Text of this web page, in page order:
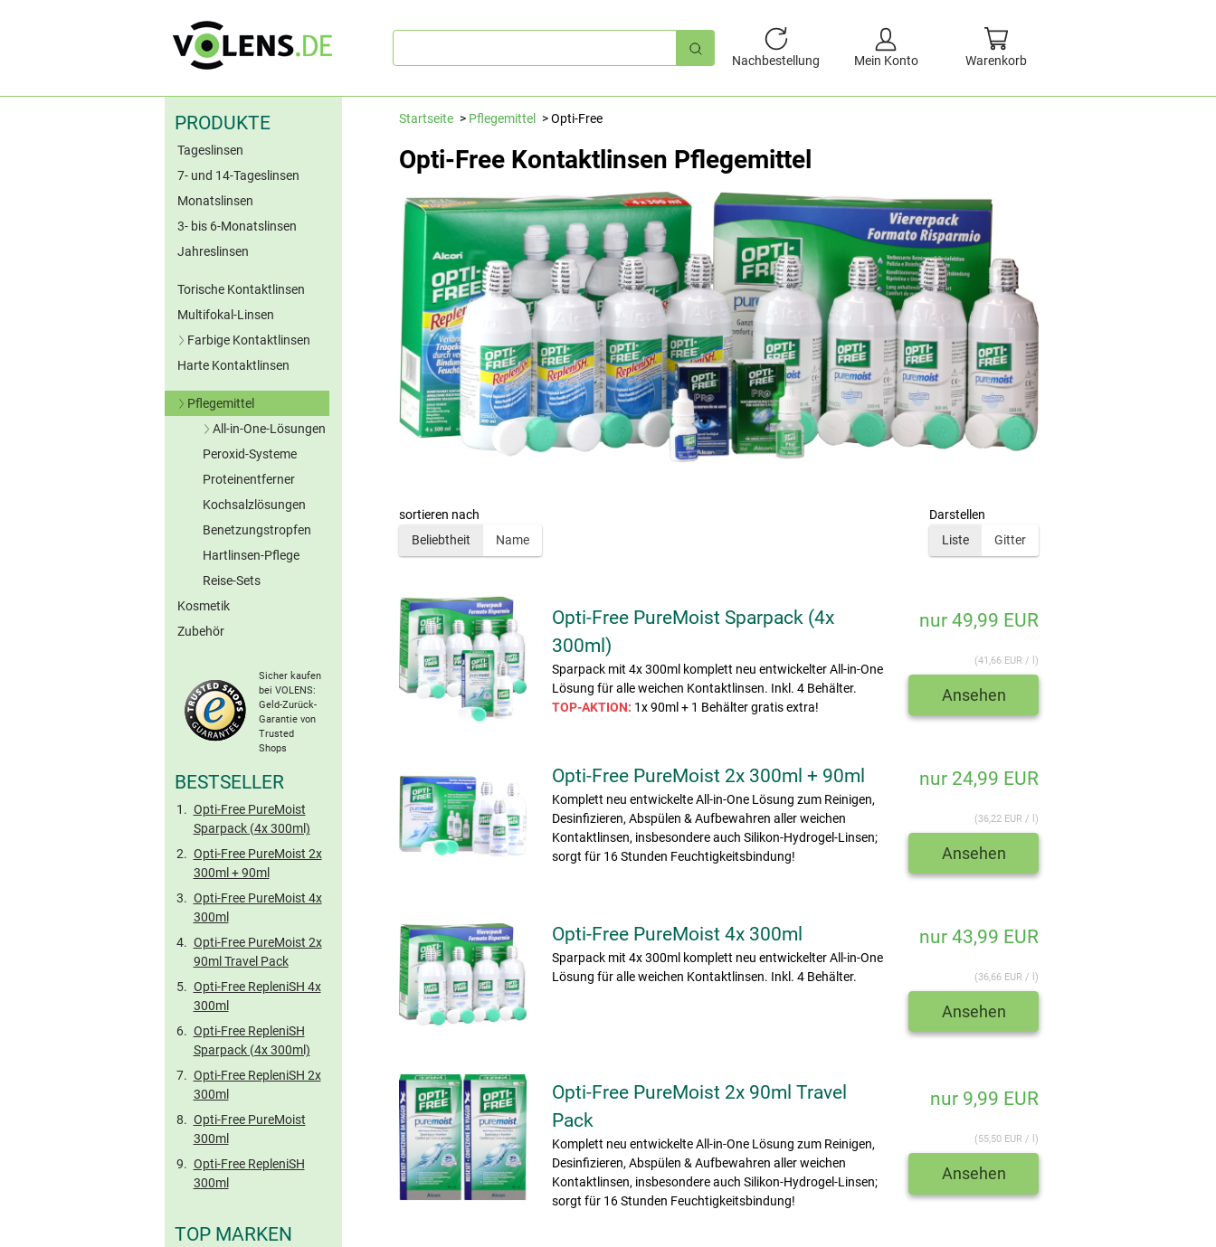
Schnellsuche
Nachbestellung
Mein Konto Warenkorb
PRODUKTE
Tageslinsen
7- und 14-Tageslinsen
Monatslinsen
3- bis 6-Monatslinsen
Jahreslinsen
Torische Kontaktlinsen
Multifokal-Linsen
Farbige Kontaktlinsen
Blaue Kontaktlinsen
Grüne Kontaktlinsen
Graue Kontaktlinsen
Braune Kontaktlinsen
Sonstige Farblinsen
Harte Kontaktlinsen
Pflegemittel
All-in-One-Lösungen
Ohne Konserv.
Peroxid-Systeme
Proteinentferner
Kochsalzlösungen
Benetzungstropfen
Hartlinsen-Pflege
Reise-Sets
Kosmetik
Zubehör
Sicher kaufen
bei VOLENS:
Geld-Zurück-
Garantie von
Trusted
Shops
BESTSELLER
Opti-Free PureMoist
Sparpack (4x 300ml)
Opti-Free PureMoist 2x
300ml + 90ml
Opti-Free PureMoist 4x
300ml
Opti-Free PureMoist 2x
90ml Travel Pack
Opti-Free RepleniSH 4x
300ml
Opti-Free RepleniSH
Sparpack (4x 300ml)
Opti-Free RepleniSH 2x
300ml
Opti-Free PureMoist
300ml
Opti-Free RepleniSH
300ml
TOP MARKEN
Startseite Pflegemittel Opti-Free
Opti-Free Kontaktlinsen Pflegemittel
sortieren nach
Beliebtheit
Name
Darstellen
Liste
Gitter
Opti-Free PureMoist Sparpack (4x
300ml)
Sparpack mit 4x 300ml komplett neu entwickelter All-in-One
Lösung für alle weichen Kontaktlinsen. Inkl. 4 Behälter.
TOP-AKTION: 1x 90ml + 1 Behälter gratis extra!
nur 49,99 EUR
(41,66 EUR / l)
Ansehen
Opti-Free PureMoist 2x 300ml + 90ml
Komplett neu entwickelte All-in-One Lösung zum Reinigen,
Desinfizieren, Abspülen & Aufbewahren aller weichen
Kontaktlinsen, insbesondere auch Silikon-Hydrogel-Linsen;
sorgt für 16 Stunden Feuchtigkeitsbindung!
nur 24,99 EUR
(36,22 EUR / l)
Ansehen
Opti-Free PureMoist 4x 300ml
Sparpack mit 4x 300ml komplett neu entwickelter All-in-One
Lösung für alle weichen Kontaktlinsen. Inkl. 4 Behälter.
nur 43,99 EUR
(36,66 EUR / l)
Ansehen
Opti-Free PureMoist 2x 90ml Travel
Pack
Komplett neu entwickelte All-in-One Lösung zum Reinigen,
Desinfizieren, Abspülen & Aufbewahren aller weichen
Kontaktlinsen, insbesondere auch Silikon-Hydrogel-Linsen;
sorgt für 16 Stunden Feuchtigkeitsbindung!
nur 9,99 EUR
(55,50 EUR / l)
Ansehen